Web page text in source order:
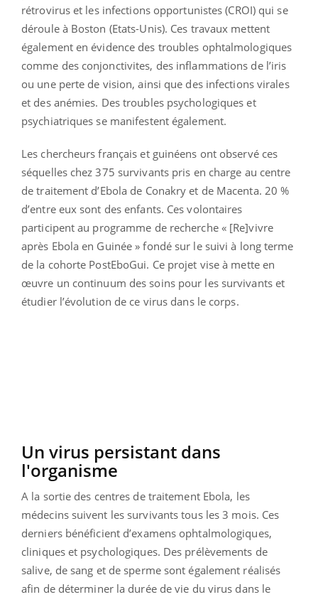
rétrovirus et les infections opportunistes (CROI) qui se
déroule à Boston (Etats-Unis). Ces travaux mettent
également en évidence des troubles ophtalmologiques
comme des conjonctivites, des inflammations de l’iris
ou une perte de vision, ainsi que des infections virales
et des anémies. Des troubles psychologiques et
psychiatriques se manifestent également.
Les chercheurs français et guinéens ont observé ces
séquelles chez 375 survivants pris en charge au centre
de traitement d’Ebola de Conakry et de Macenta. 20 %
d’entre eux sont des enfants. Ces volontaires
participent au programme de recherche « [Re]vivre
après Ebola en Guinée » fondé sur le suivi à long terme
de la cohorte PostEboGui. Ce projet vise à mette en
œuvre un continuum des soins pour les survivants et
étudier l’évolution de ce virus dans le corps.
Un virus persistant dans
l'organisme
A la sortie des centres de traitement Ebola, les
médecins suivent les survivants tous les 3 mois. Ces
derniers bénéficient d’examens ophtalmologiques,
cliniques et psychologiques. Des prélèvements de
salive, de sang et de sperme sont également réalisés
afin de déterminer la durée de vie du virus dans le